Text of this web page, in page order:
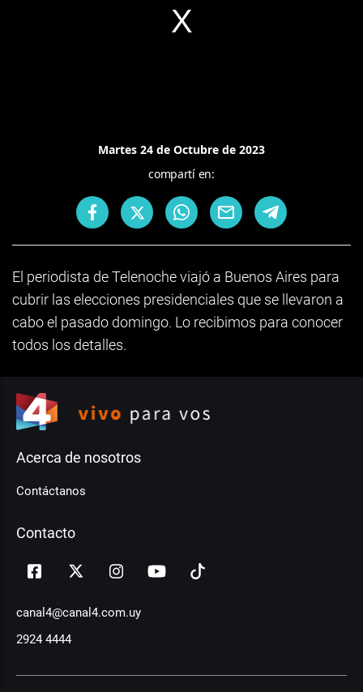
Martes 24 de Octubre de 2023
compartí en:
El periodista de Telenoche viajó a Buenos Aires para
cubrir las elecciones presidenciales que se llevaron a
cabo el pasado domingo. Lo recibimos para conocer
todos los detalles.
Acerca de nosotros
Contáctanos
Contacto
canal4@canal4.com.uy
2924 4444